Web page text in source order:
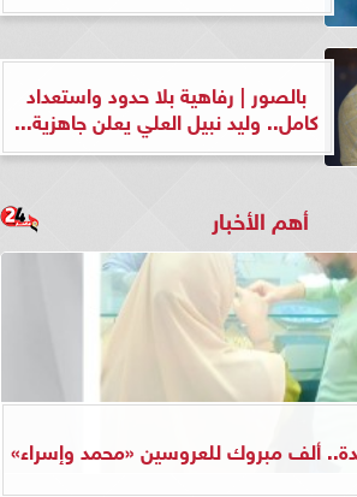
بالصور | رفاهية بلا حدود واستعداد
كامل.. وليد نبيل العلي يعلن جاهزية...
أهم الأخبار
ألف مبروك للعروسين «محمد وإسراء»